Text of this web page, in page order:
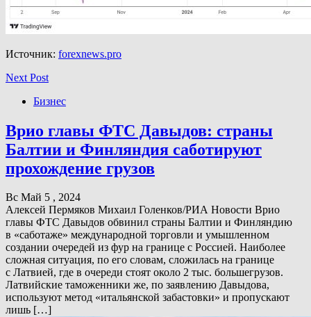
Источник: forexnews.pro
Next Post
Бизнес
Врио главы ФТС Давыдов: страны
Балтии и Финляндия саботируют
прохождение грузов
Вс Май 5 , 2024
Алексей Пермяков Михаил Голенков/РИА Новости Врио
главы ФТС Давыдов обвинил страны Балтии и Финляндию
в «саботаже» международной торговли и умышленном
создании очередей из фур на границе с Россией. Наиболее
сложная ситуация, по его словам, сложилась на границе
с Латвией, где в очереди стоят около 2 тыс. большегрузов.
Латвийские таможенники же, по заявлению Давыдова,
используют метод «итальянской забастовки» и пропускают
лишь […]